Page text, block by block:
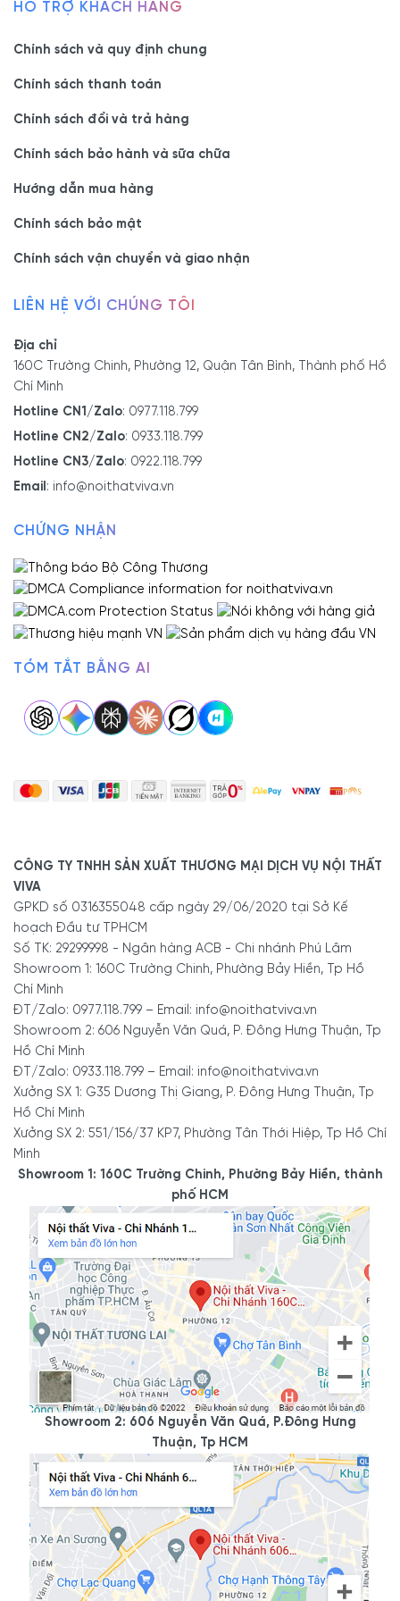
Thông tin chi tiết bộ sản phẩm:
Chất
liệu:
Gỗ Sồi Cao Cấp
Màu
sắc:
Màu Óc Chó
Chất
Thợ
Thợ được đào tạo bài bản chuyên nghiệp, kinh
Xuất
toàn:
cho sức khỏe người sử dụng và trẻ em
Bảo
hành:
5 năm – Hỗ trợ trọn đời
Năng
lực:
Hàng có sẵn. Đội ngũ chuyên thi công các
công trình lớn nhỏ tại TP. HCM
- Lưu ý:Không sử dụng hóa chất có tính chất khử mạnh để
vệ sinh, lau chùi; không sử dụng vật sắc nhọn tránh làm
xước và làm phai màu sơn.
Nội thất Viva nhận tư vấn và thiết kế miễn phí. Sản xuất
giao hàng nhanh 24/7.
ưu đãi rất hấp dẫn.
--------------------------------
NỘI THẤT VIVA - TỐT GỖ TỐT CẢ NƯỚC SƠN
- Showroom 1: 160C Trường Chinh, P.12, Q.Tân Bình,
Tp.HCM
- Showroom 2: 606 Nguyễn Văn Quá, P.Đông Hưng Thuận,
Q.12
- Xưởng sản xuất: 59/1 ĐHT 21, P.Đông Hưng Thuận, Q.12
- Điện thoại: 0977.118.799 - 0933.118.799 - 0922.118.799
- Email:info@noithatviva.vn
- Website:
https://noithatviva.vn
- Fanpage: https://www.facebook.com/noithatviva.vn
- TikTok:https://www.tiktok.com/@noithatviva.vn
- Youtube:https://www.youtube.com/@noithatviva
- Showroom 1:160C Trường Chinh, phường Bảy Hiền, Tp
Hồ Chí Minh
Hotline/Zalo:0977.118.799
HỖ TRỢ KHÁCH HÀNG
Chính sách và quy định chung
Chính sách thanh toán
Chính sách đổi và trả hàng
Chính sách bảo hành và sữa chữa
Hướng dẫn mua hàng
Chính sách bảo mật
Chính sách vận chuyển và giao nhận
LIÊN HỆ VỚI CHÚNG TÔI
Địa chỉ
160C Trường Chinh, Phường 12, Quận Tân Bình, Thành phố Hồ
Chí Minh
Hotline CN1/Zalo: 0977.118.799
Hotline CN2/Zalo: 0933.118.799
Hotline CN3/Zalo: 0922.118.799
Email : info@noithatviva.vn
CHỨNG NHẬN
TÓM TẮT BẰNG AI
CÔNG TY TNHH SẢN XUẤT THƯƠNG MẠI DỊCH VỤ NỘI THẤT
VIVA
GPKD số 0316355048 cấp ngày 29/06/2020 tại Sở Kế
hoạch Đầu tư TPHCM
Số TK: 29299998 - Ngân hàng ACB - Chi nhánh Phú Lâm
Showroom 1: 160C Trường Chinh, Phường Bảy Hiền, Tp Hồ
Chí Minh
ĐT/Zalo: 0977.118.799 – Email: info@noithatviva.vn
Showroom 2: 606 Nguyễn Văn Quá, P. Đông Hưng Thuận, Tp
Hồ Chí Minh
ĐT/Zalo: 0933.118.799 – Email: info@noithatviva.vn
Xưởng SX 1: G35 Dương Thị Giang, P. Đông Hưng Thuận, Tp
Hồ Chí Minh
Xưởng SX 2: 551/156/37 KP7, Phường Tân Thới Hiệp, Tp Hồ Chí
Minh
Showroom 1: 160C Trường Chinh, Phường Bảy Hiền, thành
phố HCM
Showroom 2: 606 Nguyễn Văn Quá, P.Đông Hưng
Thuận, Tp HCM